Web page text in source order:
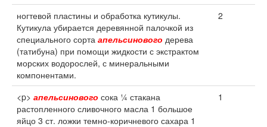
ногтевой пластины и обработка кутикулы.
Кутикула убирается деревянной палочкой из
специального сорта апельсинового дерева
(татибуна) при помощи жидкости с экстрактом
морских водорослей, с минеральными
компонентами.
2
<p> апельсинового сока ¼ стакана
растопленного сливочного масла 1 большое
яйцо 3 ст. ложки темно-коричневого сахара 1
1